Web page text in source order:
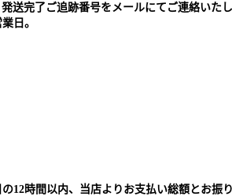
送完了ご追跡番号をメールにてご連絡いた
日。
12時間以内、当店よりお支払い総額とお